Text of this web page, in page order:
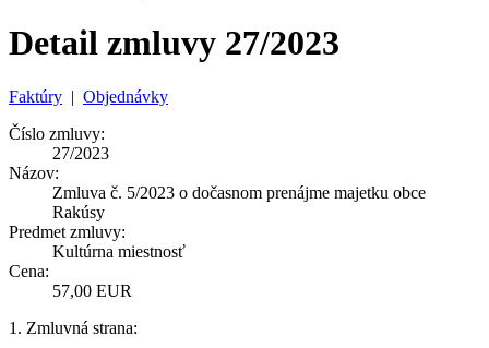
Detail zmluvy 27/2023
Faktúry | Objednávky
Číslo zmluvy:
27/2023
Názov:
Zmluva č. 5/2023 o dočasnom prenájme majetku obce
Rakúsy
Predmet zmluvy:
Kultúrna miestnosť
Cena:
57,00 EUR
1. Zmluvná strana: